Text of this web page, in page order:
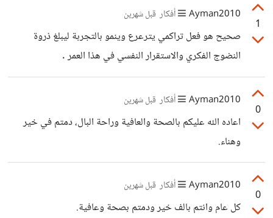
1
Ayman2010 أفكار قبل شهرين
صحيح هو فعل تراكمي يترعرع وينمو بالتجربة ليبلغ ذروة
النضوج الفكري والاستقرار النفسي في هذا العمر .
0
Ayman2010 أفكار قبل شهرين
اعاده الله عليكم بالصحة والعافية وراحة البال، دمتم في خير
وهناء.
0
Ayman2010 أفكار قبل شهرين
كل عام وانتم بالف خير ودمتم بصحة وعافية.